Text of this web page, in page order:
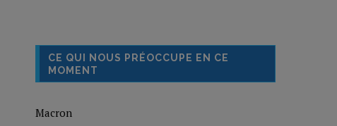
CE QUI NOUS PRÉOCCUPE EN CE
MOMENT
Macron